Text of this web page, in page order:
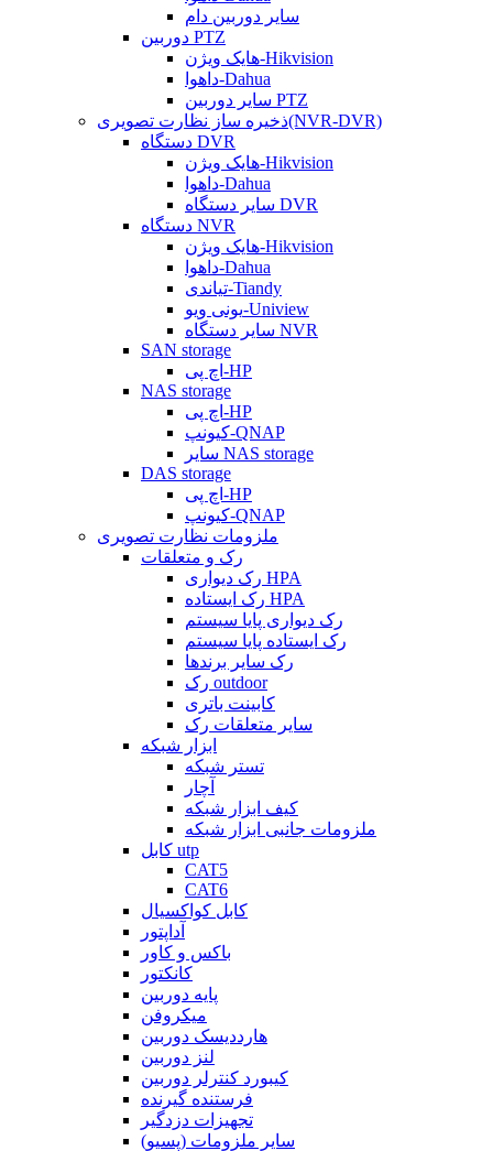
سایر دوربین دام
دوربین PTZ
هایک ویژن-Hikvision
داهوا-Dahua
سایر دوربین PTZ
ذخیره ساز نظارت تصویری(NVR-DVR)
دستگاه DVR
هایک ویژن-Hikvision
داهوا-Dahua
سایر دستگاه DVR
دستگاه NVR
هایک ویژن-Hikvision
داهوا-Dahua
تیاندی-Tiandy
یونی ویو-Uniview
سایر دستگاه NVR
SAN storage
اچ پی-HP
NAS storage
اچ پی-HP
کیونپ-QNAP
سایر NAS storage
DAS storage
اچ پی-HP
کیونپ-QNAP
ملزومات نظارت تصویری
رک و متعلقات
رک دیواری HPA
رک ایستاده HPA
رک دیواری پایا سیستم
رک ایستاده پایا سیستم
رک سایر برندها
رک outdoor
کابینت باتری
سایر متعلقات رک
ابزار شبکه
تستر شبکه
آچار
کیف ابزار شبکه
ملزومات جانبی ابزار شبکه
کابل utp
CAT5
CAT6
کابل کواکسیال
آداپتور
باکس و کاور
کانکتور
پایه دوربین
میکروفن
هارددیسک دوربین
لنز دوربین
کیبورد کنترلر دوربین
فرستنده گیرنده
تجهیزات دزدگیر
سایر ملزومات (پسیو)